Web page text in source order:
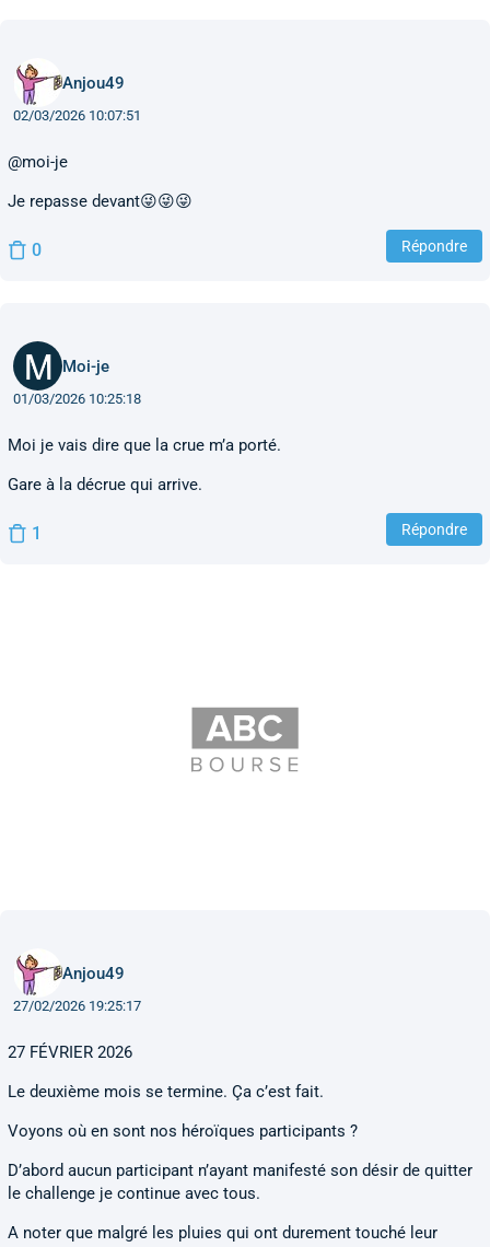
Anjou49
02/03/2026 10:07:51
@moi-je
Je repasse devant😜😜😜
0 Répondre
Moi-je
01/03/2026 10:25:18
Moi je vais dire que la crue m’a porté.
Gare à la décrue qui arrive.
1 Répondre
Anjou49
27/02/2026 19:25:17
27 FÉVRIER 2026
Le deuxième mois se termine. Ça c’est fait.
Voyons où en sont nos héroïques participants ?
D’abord aucun participant n’ayant manifesté son désir de quitter
le challenge je continue avec tous.
A noter que malgré les pluies qui ont durement touché leur